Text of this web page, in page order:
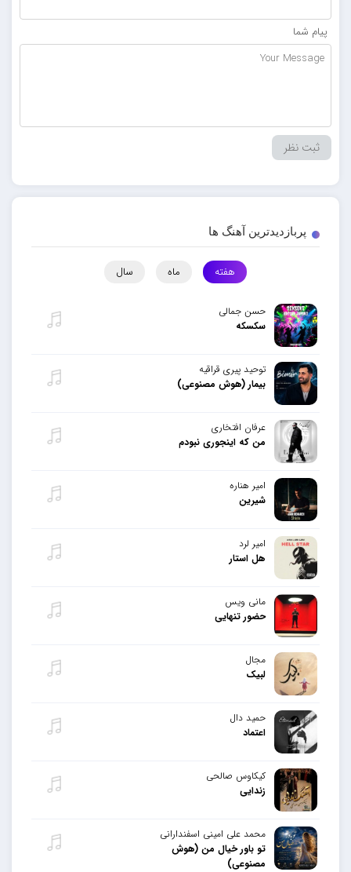
پیام شما
پربازدیدترین آهنگ ها
هفته ماه سال
حسن جمالی
سکسکه
توحید پیری قراقیه
بیمار (هوش مصنوعی)
عرفان افتخاری
من که اینجوری نبودم
امیر هناره
شیرین
امیر لرد
هل استار
مانی ویس
حضور تنهایی
مجال
لبیک
حمید دال
اعتماد
کیکاوس صالحی
زندایی
محمد علی امینی اسفندارانی
تو باور خیال من (هوش
مصنوعی)